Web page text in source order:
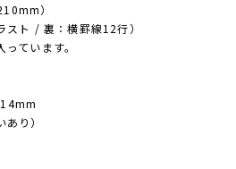
）
スト / 裏：横罫線12行）
ています。
り）